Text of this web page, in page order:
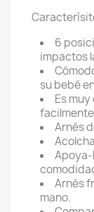
6
impactos
su bebé
Es
Arnés
Arnés
mano.